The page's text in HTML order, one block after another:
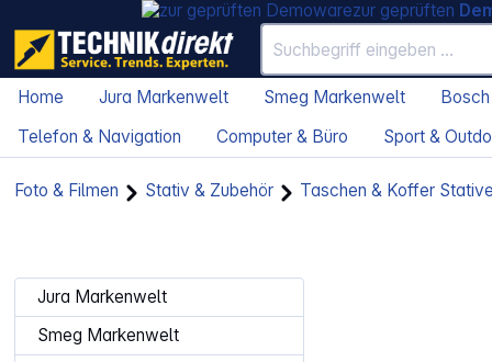
zur geprüften
Home Jura Markenwelt Smeg Markenwelt
Telefon & Navigation
Computer & Büro Sport &
Foto & Filmen Stativ & Zubehör Taschen & Koffer Stative
Jura Markenwelt
Smeg Markenwelt